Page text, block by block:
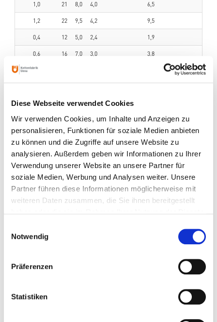
Diese Webseite verwendet Cookies
Wir verwenden Cookies, um Inhalte und Anzeigen zu
personalisieren, Funktionen für soziale Medien anbieten
zu können und die Zugriffe auf unsere Website zu
analysieren. Außerdem geben wir Informationen zu Ihrer
Verwendung unserer Website an unsere Partner für
soziale Medien, Werbung und Analysen weiter. Unsere
Partner führen diese Informationen möglicherweise mit
weiteren Daten zusammen, die Sie ihnen bereitgestellt
Notwendig
Präferenzen
Statistiken
1,0 21 8,0 4,0 6,5
1,2 22 9,5 4,2 9,5
0,4 12 5,0 2,4 1,9
0,6 16 7,0 3,0 3,8
ANSPRECHPARTNER
grothe@ketten.com